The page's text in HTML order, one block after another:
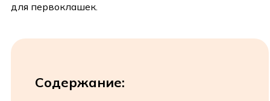
для первоклашек.
Содержание: